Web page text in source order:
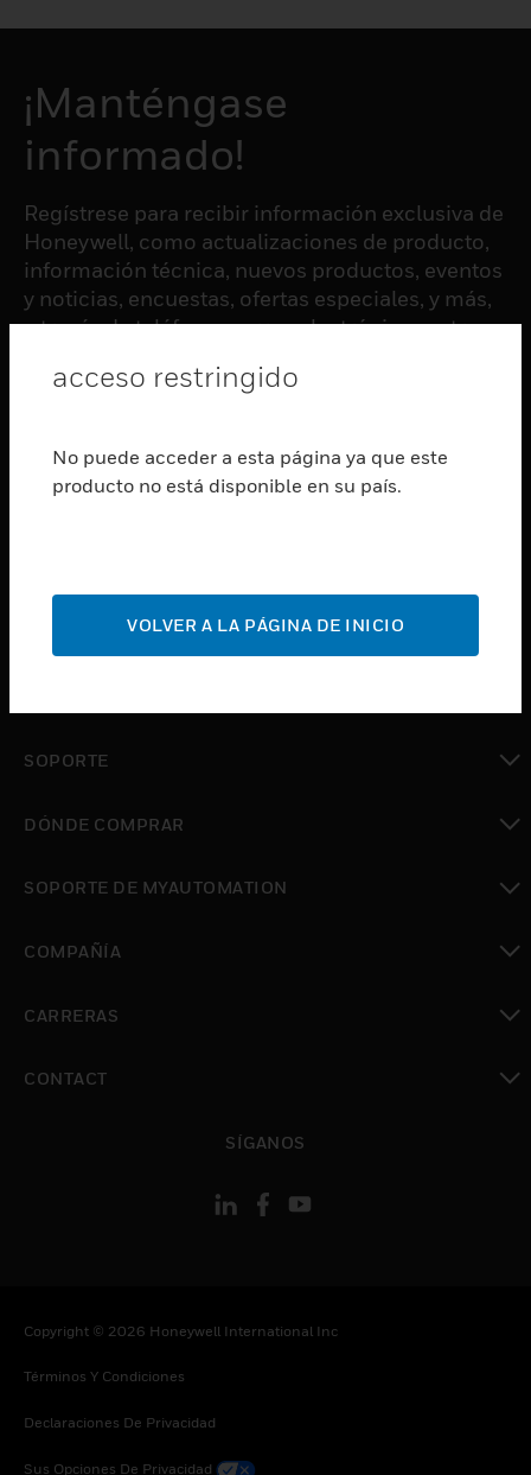
¡Manténgase
informado!
Regístrese para recibir información exclusiva de
Honeywell, como actualizaciones de producto,
información técnica, nuevos productos, eventos
y noticias, encuestas, ofertas especiales, y más,
a través de teléfono, correo electrónico, y otras
Cambiar vista
SOPORTE
DÓNDE COMPRAR
SOPORTE DE MYAUTOMATION
COMPAÑÍA
CARRERAS
CONTACT
SÍGANOS
Copyright © 2026 Honeywell International Inc
Términos Y Condiciones
Declaraciones De Privacidad
Sus Opciones De Privacidad
acceso restringido
No puede acceder a esta página ya que este
producto no está disponible en su país.
VOLVER A LA PÁGINA DE INICIO